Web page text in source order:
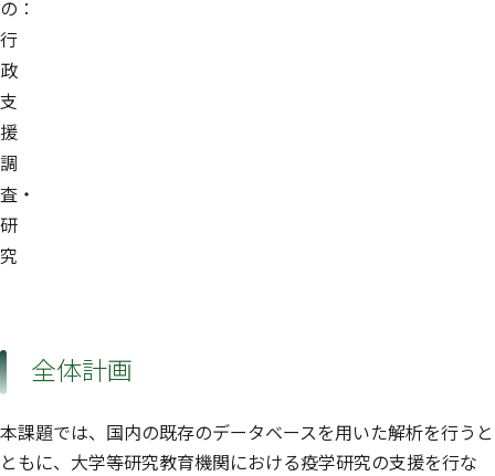
の：
行
政
支
援
調
査・
研
究
全体計画
本課題では、国内の既存のデータベースを用いた解析を行うと
ともに、大学等研究教育機関における疫学研究の支援を行な